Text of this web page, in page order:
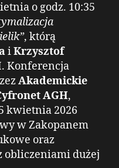
o godz. 10:35
, którą
iKrzysztof
Konferencja
Akademickie
AGH,
kwietnia 2026
w Zakopanem
oraz
obliczeniami dużej